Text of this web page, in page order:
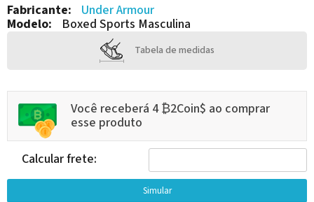
Fabricante:
Under Armour
Modelo:
Boxed Sports Masculina
Tabela de medidas
Você receberá 4 ₿2Coin$ ao comprar
esse produto
Calcular frete: